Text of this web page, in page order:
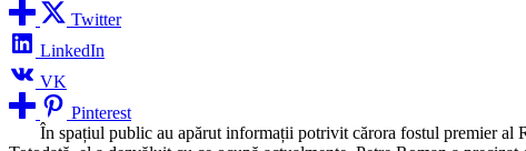
Twitter
LinkedIn
VK
Pinterest
În spațiul public au apărut informații potrivit cărora fostul premier al